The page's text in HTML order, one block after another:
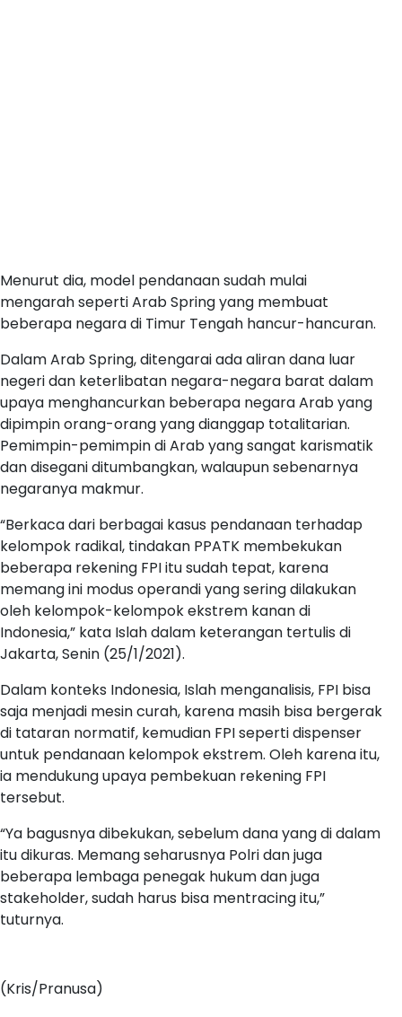
Menurut dia, model pendanaan sudah mulai
mengarah seperti Arab Spring yang membuat
beberapa negara di Timur Tengah hancur-hancuran.
Dalam Arab Spring, ditengarai ada aliran dana luar
negeri dan keterlibatan negara-negara barat dalam
upaya menghancurkan beberapa negara Arab yang
dipimpin orang-orang yang dianggap totalitarian.
Pemimpin-pemimpin di Arab yang sangat karismatik
dan disegani ditumbangkan, walaupun sebenarnya
negaranya makmur.
“Berkaca dari berbagai kasus pendanaan terhadap
kelompok radikal, tindakan PPATK membekukan
beberapa rekening FPI itu sudah tepat, karena
memang ini modus operandi yang sering dilakukan
oleh kelompok-kelompok ekstrem kanan di
Indonesia,” kata Islah dalam keterangan tertulis di
Jakarta, Senin (25/1/2021).
Dalam konteks Indonesia, Islah menganalisis, FPI bisa
saja menjadi mesin curah, karena masih bisa bergerak
di tataran normatif, kemudian FPI seperti dispenser
untuk pendanaan kelompok ekstrem. Oleh karena itu,
ia mendukung upaya pembekuan rekening FPI
tersebut.
“Ya bagusnya dibekukan, sebelum dana yang di dalam
itu dikuras. Memang seharusnya Polri dan juga
beberapa lembaga penegak hukum dan juga
stakeholder, sudah harus bisa mentracing itu,”
tuturnya.
(Kris/Pranusa)